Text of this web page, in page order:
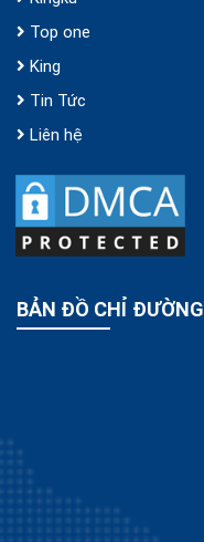
Top one
King
Tin Tức
Liên hệ
BẢN ĐỒ CHỈ ĐƯỜNG